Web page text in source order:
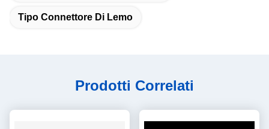
Tipo Connettore Di Lemo
Prodotti Correlati